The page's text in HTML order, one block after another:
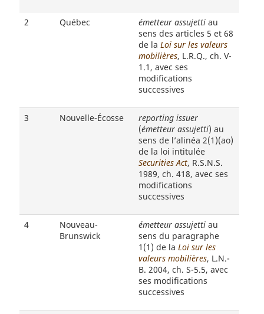
2 Québec émetteur assujetti au
sens des articles 5 et 68
de la Loi sur les valeurs
mobilières, L.R.Q., ch. V-
1.1, avec ses
modifications
successives
3 Nouvelle-Écosse
reporting issuer
(émetteur assujetti) au
sens de l’alinéa 2(1)(ao)
de la loi intitulée
Securities Act, R.S.N.S.
1989, ch. 418, avec ses
modifications
successives
4
Nouveau-
Brunswick
émetteur assujetti au
sens du paragraphe
1(1) de la Loi sur les
valeurs mobilières, L.N.-
B. 2004, ch. S-5.5, avec
ses modifications
successives